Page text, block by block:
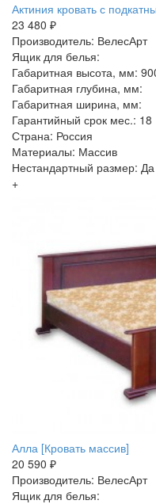
Актиния кровать с
23 480 ₽
Производитель: ВелесАрт
Ящик для белья:
Габаритная высота, мм:
Габаритная глубина, мм:
Габаритная ширина, мм:
Гарантийный срок мес.: 18
Страна: Россия
Материалы: Массив
Нестандартный размер: Да
+
Алла [Кровать массив]
20 590 ₽
Производитель: ВелесАрт
Ящик для белья: